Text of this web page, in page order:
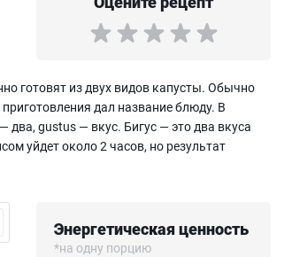
готовят из двух видов капусты. Обычно
дал название блюду. В
два, gustus — вкус. Бигус — это два вкуса
уйдет около 2 часов, но результат
Энергетическая ценность
*на одну порцию